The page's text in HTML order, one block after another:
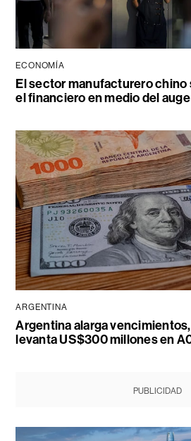
ECONOMÍA
El sector manufacturero chino
el financiero en medio del auge
ARGENTINA
Argentina alarga
levanta US$300 millones en
PUBLICIDAD